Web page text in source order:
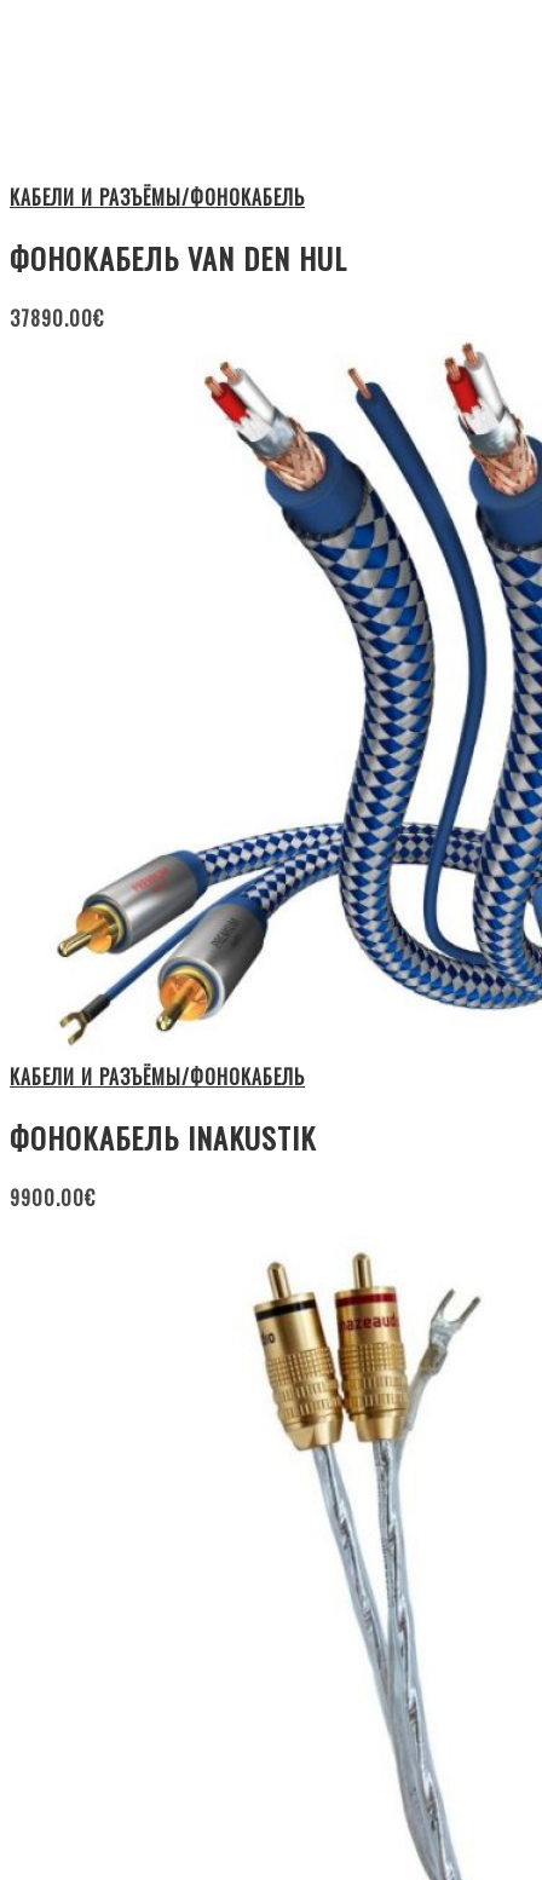
КАБЕЛИ И РАЗЪЁМЫ/ФОНОКАБЕЛЬ
ФОНОКАБЕЛЬ VAN DEN HUL
37890.00€
КАБЕЛИ И РАЗЪЁМЫ/ФОНОКАБЕЛЬ
ФОНОКАБЕЛЬ INAKUSTIK
9900.00€